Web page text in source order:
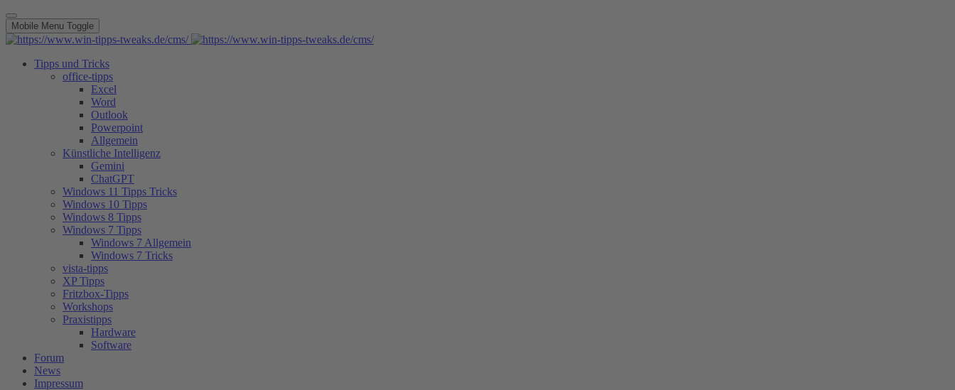
Mobile Menu Toggle
Tipps und Tricks
office-tipps
Excel
Word
Outlook
Powerpoint
Allgemein
Künstliche Intelligenz
Gemini
ChatGPT
Windows 11 Tipps Tricks
Windows 10 Tipps
Windows 8 Tipps
Windows 7 Tipps
Windows 7 Allgemein
Windows 7 Tricks
vista-tipps
XP Tipps
Fritzbox-Tipps
Workshops
Praxistipps
Hardware
Software
Forum
News
Impressum